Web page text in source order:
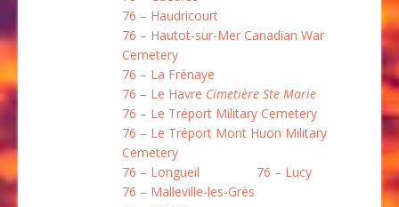
76 – Haudricourt
76 – Hautot-sur-Mer Canadian War
Cemetery
76 – La Frénaye
76 – Le Havre Cimetière Ste Marie
76 – Le Tréport Military Cemetery
76 – Le Tréport Mont Huon Military
Cemetery
76 – Longueil
76 – Lucy
76 – Malleville-les-Grès